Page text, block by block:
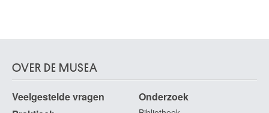
OVER DE MUSEA
Veelgestelde vragen
Onderzoek